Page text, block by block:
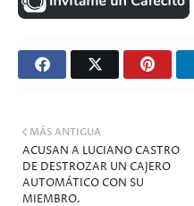
MÁS ANTIGUA
ACUSAN A LUCIANO CASTRO
DE DESTROZAR UN CAJERO
AUTOMÁTICO CON SU
MIEMBRO.